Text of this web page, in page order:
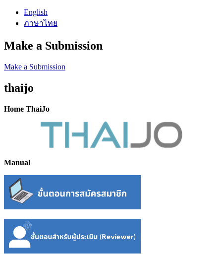
English
ภาษาไทย
Make a Submission
Make a Submission
thaijo
Home ThaiJo
Manual